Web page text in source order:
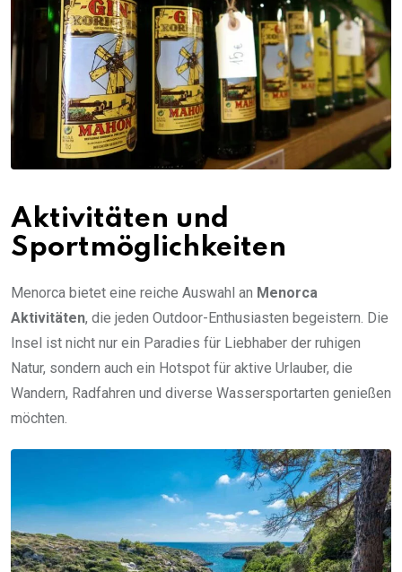
Aktivitäten und
Sportmöglichkeiten
Menorca bietet eine reiche Auswahl an Menorca
Aktivitäten, die jeden Outdoor-Enthusiasten begeistern. Die
Insel ist nicht nur ein Paradies für Liebhaber der ruhigen
Natur, sondern auch ein Hotspot für aktive Urlauber, die
Wandern, Radfahren und diverse Wassersportarten genießen
möchten.